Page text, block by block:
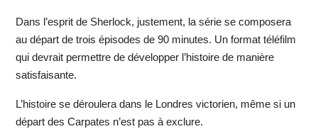
Dans l’esprit de Sherlock, justement, la série se composera
au départ de trois épisodes de 90 minutes. Un format téléfilm
qui devrait permettre de développer l’histoire de manière
satisfaisante.
L’histoire se déroulera dans le Londres victorien, même si un
départ des Carpates n’est pas à exclure.